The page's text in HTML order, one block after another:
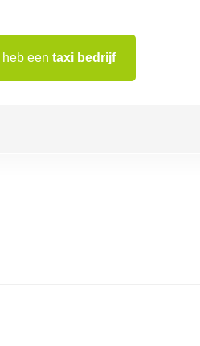
heb een taxi bedrijf